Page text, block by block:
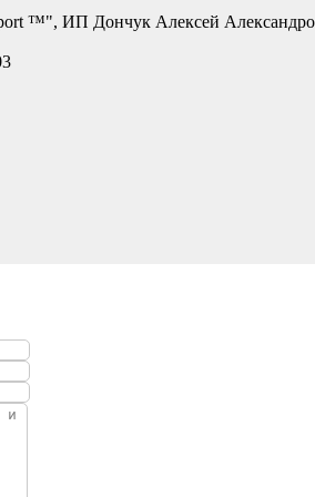
™", ИП Дончук Алексей